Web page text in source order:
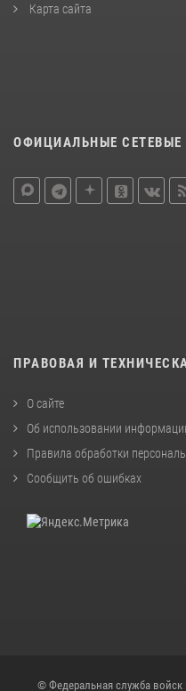
Карта сайта
ОФИЦИАЛЬНЫЕ СЕТЕВЫЕ
ПРАВОВАЯ И
О сайте
Об использовании
Правила обработки
Сообщить об ошибках
© Федеральная служба